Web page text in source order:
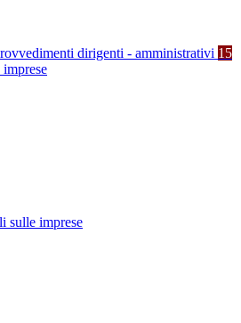
dirigenti - amministrativi 15
sulle imprese